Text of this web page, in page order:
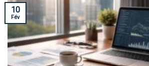
10
Fév